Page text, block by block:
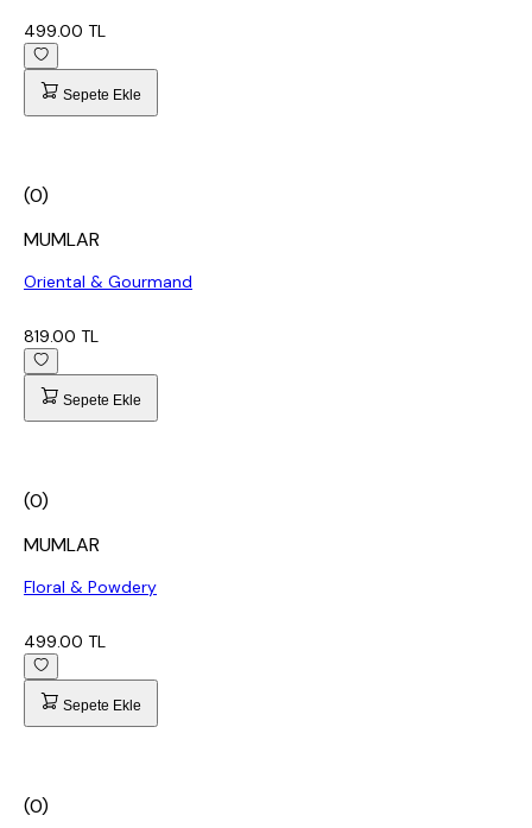
499.00 TL
Sepete Ekle
(0)
MUMLAR
Oriental & Gourmand
819.00 TL
Sepete Ekle
(0)
MUMLAR
Floral & Powdery
499.00 TL
Sepete Ekle
(0)